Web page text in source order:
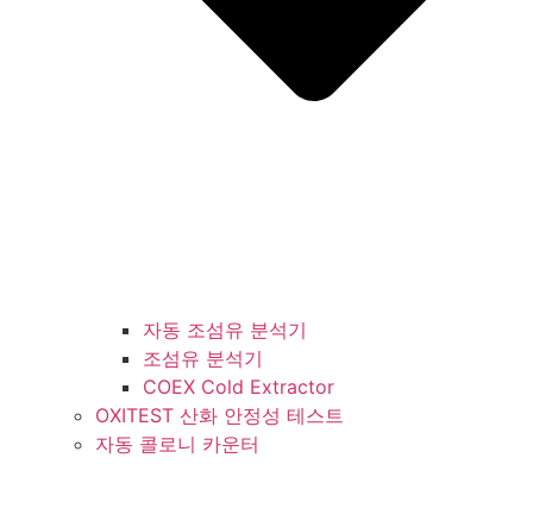
자동 조섬유 분석기
조섬유 분석기
COEX Cold Extractor
OXITEST 산화 안정성 테스트
자동 콜로니 카운터